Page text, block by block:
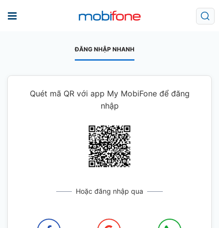
ĐĂNG NHẬP NHANH
Quét mã QR với app My MobiFone để đăng
nhập
Hoặc đăng nhập qua